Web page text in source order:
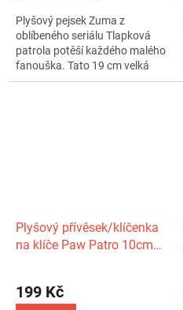
Plyšový pejsek Zuma z
oblíbeného seriálu Tlapková
patrola potěší každého malého
fanouška. Tato 19 cm velká
hračka je...
Plyšový přívěsek/klíčenka
na klíče Paw Patro 10cm
199 Kč